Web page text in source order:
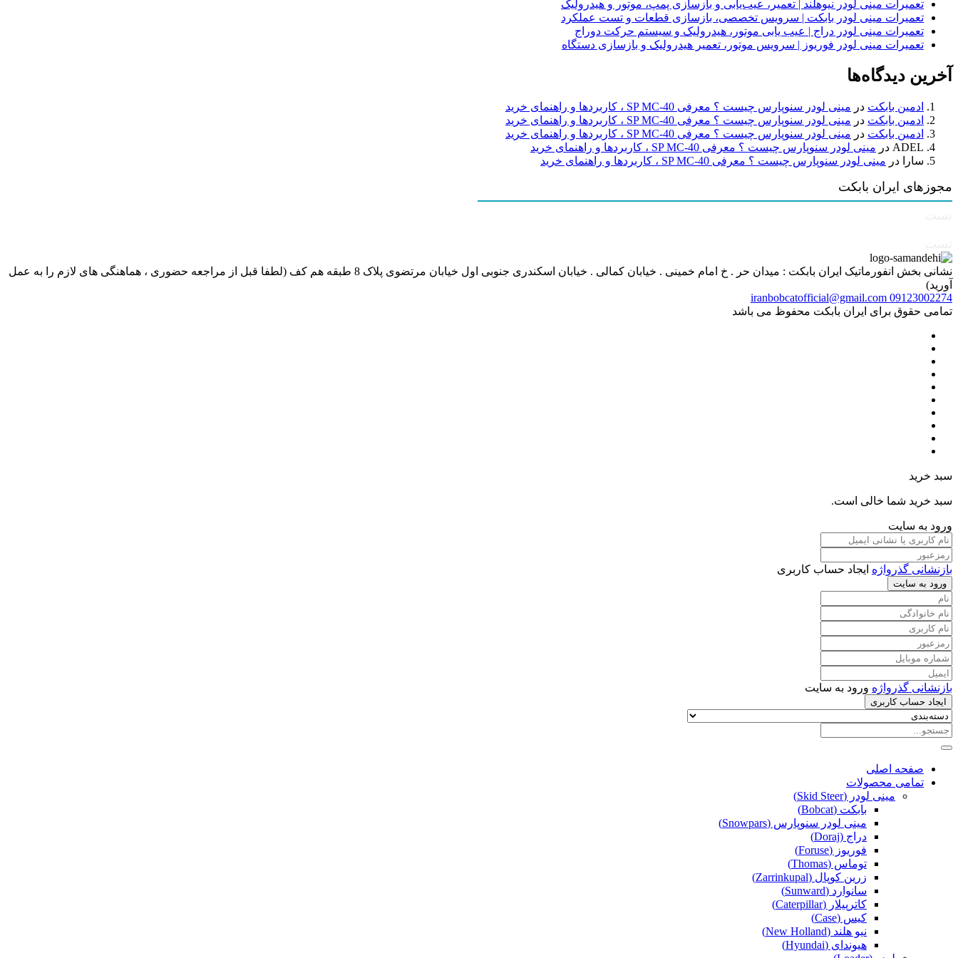
تعمیرات مینی لودر نیوهلند | تعمیر، عیب‌یابی و بازسازی پمپ، موتور و هیدرولیک
تعمیرات مینی لودر بابکت | سرویس تخصصی، بازسازی قطعات و تست عملکرد
تعمیرات مینی لودر دراج | عیب یابی موتور، هیدرولیک و سیستم حرکت دوراج
تعمیرات مینی لودر فوریوز | سرویس موتور، تعمیر هیدرولیک و بازسازی دستگاه
آخرین دیدگاه‌ها
ادمین بابکت در مینی لودر سنوپارس چیست ؟ معرفی SP MC-40 ، کاربردها و راهنمای خرید
ادمین بابکت در مینی لودر سنوپارس چیست ؟ معرفی SP MC-40 ، کاربردها و راهنمای خرید
ادمین بابکت در مینی لودر سنوپارس چیست ؟ معرفی SP MC-40 ، کاربردها و راهنمای خرید
ADEL در مینی لودر سنوپارس چیست ؟ معرفی SP MC-40 ، کاربردها و راهنمای خرید
سارا
در مینی لودر سنوپارس چیست ؟ معرفی SP MC-40 ، کاربردها و راهنمای خرید
مجوزهای ایران بابکت
نشانی بخش انفورماتیک ایران بابکت : میدان حر . خ امام خمینی . خیابان کمالی . خیابان اسکندری جنوبی اول خیابان مرتضوی پلاک 8 طبقه هم کف (لطفا قبل از مراجعه حضوری ، هماهنگی های لازم را به عمل
آورید)
09123002274
iranbobcatofficial@gmail.com
تمامی حقوق برای ایران بابکت محفوظ می باشد
سبد خرید
سبد خرید شما خالی است.
ورود به سایت
بازنشانی گذرواژه ایجاد حساب کاربری
ورود به سایت
بازنشانی گذرواژه ورود به سایت
ایجاد حساب کاربری
صفحه اصلی
تمامی محصولات
مینی لودر (Skid Steer)
بابکت (Bobcat)
مینی لودر سنوپارس (Snowpars)
دراج (Doraj)
فوریوز (Foruse)
توماس (Thomas)
زرین کوپال (Zarrinkupal)
سانوارد (Sunward)
کاترپیلار (Caterpillar)
کیس (Case)
نیو هلند (New Holland)
هیوندای (Hyundai)